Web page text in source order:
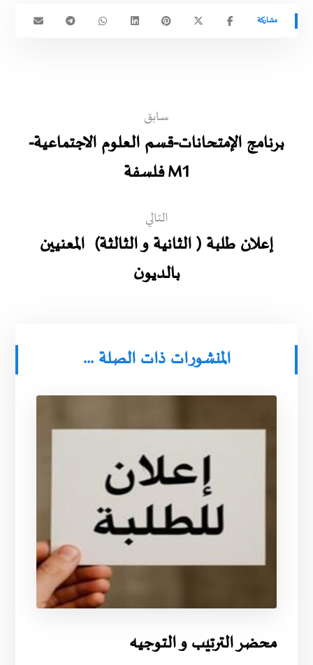
سابق
برنامج الإمتحانات-قسم العلوم الاجتماعية-
M1 فلسفة
التالي
إعلان طلبة ( الثانية و الثالثة) المعنيين
بالديون
المنشورات ذات الصلة ...
محضر الترتيب و التوجيه